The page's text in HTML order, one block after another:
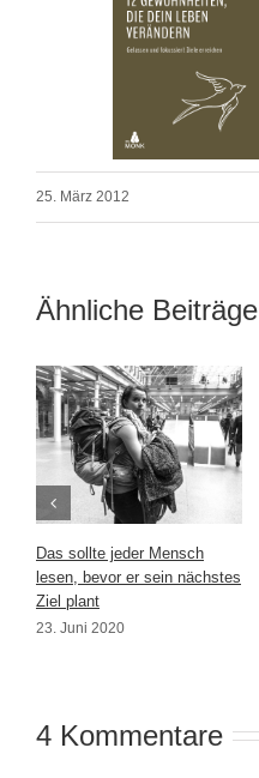
25. März 2012
Ähnliche Beiträge
Das sollte jeder Mensch
lesen, bevor er sein nächstes
Ziel plant
23. Juni 2020
4 Kommentare